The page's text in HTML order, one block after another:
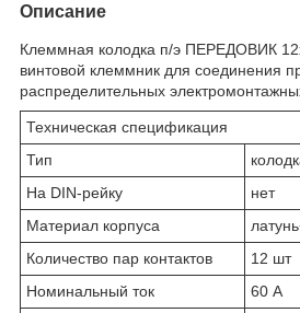
Описание
Клеммная колодка п/э ПЕРЕДОВИК
винтовой клеммник для соединения
распределительных
Техническая спецификация
Тип
На DIN-рейку
нет
Материал корпуса
Количество пар контактов
12 шт
Номинальный ток
60 А